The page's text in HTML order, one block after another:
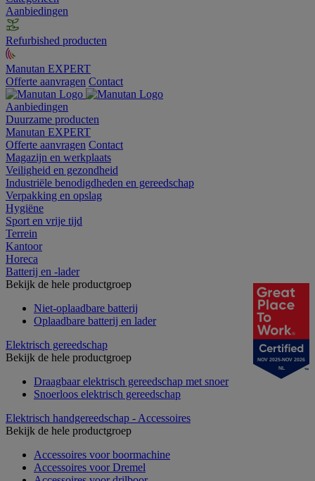
Aanbiedingen
Refurbished producten
Manutan EXPERT
Offerte aanvragen Contact
Aanbiedingen
Duurzame producten
Manutan EXPERT
Offerte aanvragen Contact
Magazijn en werkplaats
Veiligheid en gezondheid
Industriële benodigdheden en gereedschap
Verpakking en opslag
Hygiëne
Sport en vrije tijd
Terrein
Kantoor
Horeca
Batterij en -lader
Bekijk de hele productgroep
Niet-oplaadbare batterij
Oplaadbare batterij en lader
Elektrisch gereedschap
Bekijk de hele productgroep
Draagbaar elektrisch gereedschap met snoer
Snoerloos elektrisch gereedschap
Elektrisch handgereedschap - Accessoires
Bekijk de hele productgroep
Accessoires voor boormachine
Accessoires voor Dremel
NOV 2025-NOV 2026
NL